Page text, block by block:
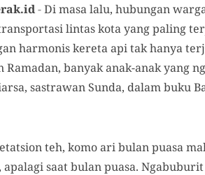
-Di masa lalu, hubungan
lintas kota yang paling
harmonis kereta api tak hanya
Ramadan, banyak anak-anak yang
sastrawan Sunda, dalam buku
teh, komo ari bulan puasa
saat bulan puasa.